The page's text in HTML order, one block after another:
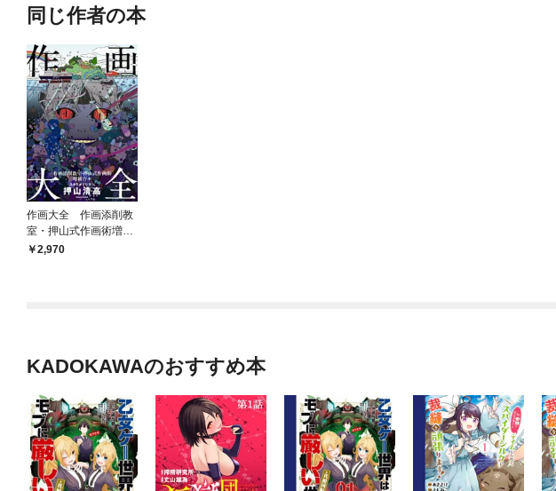
同じ作者の本
作画大全 作画添削教
室・押山式作画術増補
合本 神技作画シリー
2,970
KADOKAWAのおすすめ本